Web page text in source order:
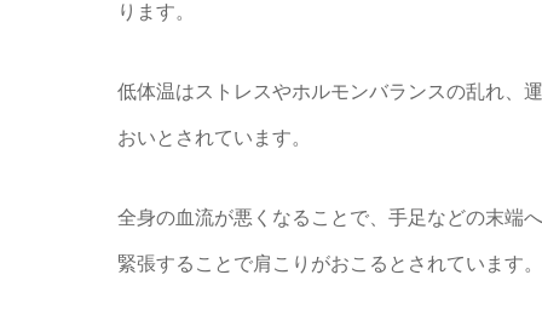
ります。
低体温はストレスやホルモンバランスの乱れ、
おいとされています。
全身の血流が悪くなることで、手足などの末端
緊張することで肩こりがおこるとされています。